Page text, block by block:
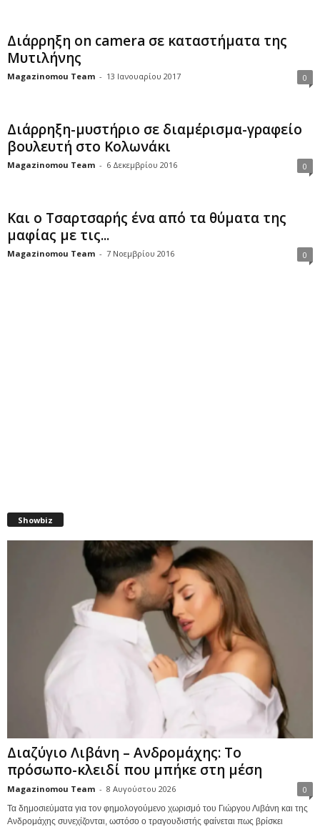
Διάρρηξη on camera σε καταστήματα της
Μυτιλήνης
Magazinomou Team - 13 Ιανουαρίου 2017 0
Διάρρηξη-μυστήριο σε διαμέρισμα-γραφείο
βουλευτή στο Κολωνάκι
Magazinomou Team - 6 Δεκεμβρίου 2016 0
Και ο Τσαρτσαρής ένα από τα θύματα της
μαφίας με τις...
Magazinomou Team - 7 Νοεμβρίου 2016 0
Showbiz
Διαζύγιο Λιβάνη – Ανδρομάχης: Το
πρόσωπο-κλειδί που μπήκε στη μέση
Magazinomou Team - 8 Αυγούστου 2026 0
Τα δημοσιεύματα για τον φημολογούμενο χωρισμό του Γιώργου Λιβάνη και της
Ανδρομάχης συνεχίζονται, ωστόσο ο τραγουδιστής φαίνεται πως βρίσκει